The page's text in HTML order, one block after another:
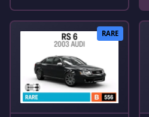
RARE